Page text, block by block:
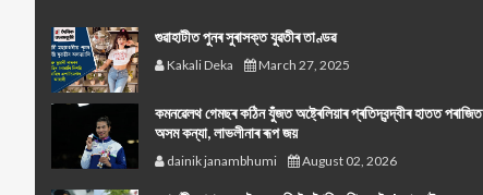
গুৱাহাটীত পুনৰ সুৰাসক্ত যুৱতীৰ তাণ্ডৱ
Kakali Deka March 27, 2025
কমনৱেলথ গেমছৰ কঠিন যুঁজত অষ্ট্ৰেলিয়াৰ প্ৰতিদ্বন্দ্বীৰ হাতত পৰাজিত
অসম কন্যা, লাভলীনাৰ ৰূপ জয়
dainik janambhumi August 02, 2026